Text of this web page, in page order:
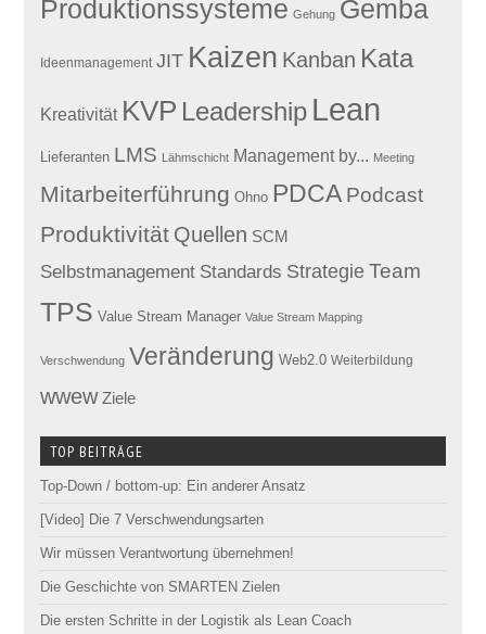
Produktionssysteme Gehung Gemba
Ideenmanagement JIT Kaizen Kanban Kata
Kreativität KVP Leadership Lean
Lieferanten LMS Lähmschicht Management by... Meeting
Mitarbeiterführung Ohno PDCA Podcast
Produktivität Quellen SCM
Selbstmanagement Standards Strategie Team
TPS Value Stream Manager Value Stream Mapping
Verschwendung Veränderung Web2.0 Weiterbildung
wwew Ziele
TOP BEITRÄGE
Top-Down / bottom-up: Ein anderer Ansatz
[Video] Die 7 Verschwendungsarten
Wir müssen Verantwortung übernehmen!
Die Geschichte von SMARTEN Zielen
Die ersten Schritte in der Logistik als Lean Coach